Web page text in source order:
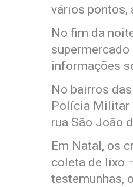
vários pontos,
No fim da
supermercado
informações
No bairros
Polícia Militar
rua São João
Em Natal, os
coleta de lixo
testemunhas,